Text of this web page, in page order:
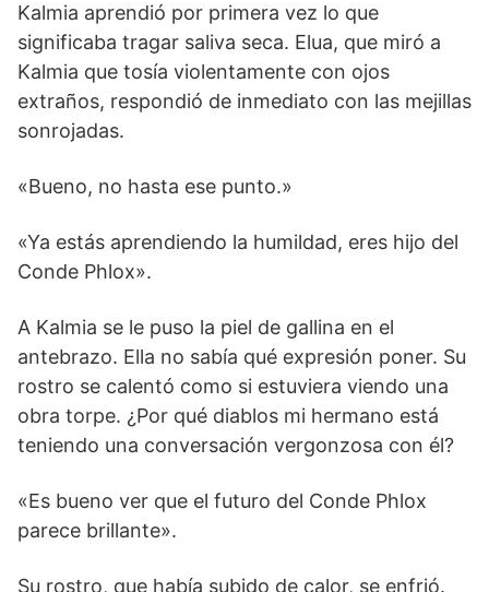
Kalmia aprendió por primera vez lo que
significaba tragar saliva seca. Elua, que miró a
Kalmia que tosía violentamente con ojos
extraños, respondió de inmediato con las mejillas
sonrojadas.
«Bueno, no hasta ese punto.»
«Ya estás aprendiendo la humildad, eres hijo del
Conde Phlox».
A Kalmia se le puso la piel de gallina en el
antebrazo. Ella no sabía qué expresión poner. Su
rostro se calentó como si estuviera viendo una
obra torpe. ¿Por qué diablos mi hermano está
teniendo una conversación vergonzosa con él?
«Es bueno ver que el futuro del Conde Phlox
parece brillante».
Su rostro, que había subido de calor, se enfrió.